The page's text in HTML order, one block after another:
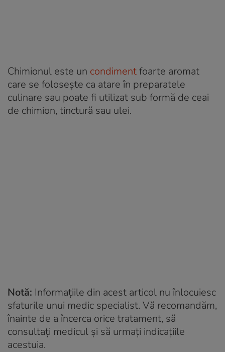
Chimionul este un condimentfoarte aromat
care se folosește ca atare în preparatele
culinare sau poate fi utilizat sub formă de ceai
de chimion, tinctură sau ulei.
Notă: Informațiile din acest articol nu înlocuiesc
sfaturile unui medic specialist. Vă recomandăm,
înainte de a încerca orice tratament, să
consultați medicul și să urmați indicațiile
acestuia.